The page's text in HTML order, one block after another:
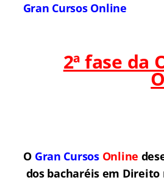
Gran Cursos Online
2ª fase da
O Gran Cursos Online
dos bacharéis em Direito